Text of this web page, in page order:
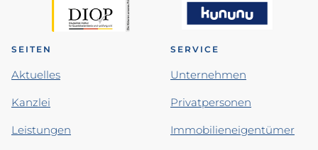
SEITEN
Aktuelles
Kanzlei
Leistungen
SERVICE
Unternehmen
Privatpersonen
Immobilieneigentümer